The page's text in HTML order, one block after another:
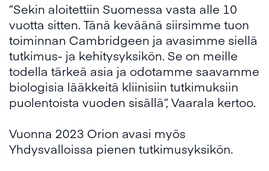
”Sekin aloitettiin Suomessa vasta alle 10
vuotta sitten. Tänä keväänä siirsimme tuon
toiminnan Cambridgeen ja avasimme siellä
tutkimus- ja kehitysyksikön. Se on meille
todella tärkeä asia ja odotamme saavamme
biologisia lääkkeitä kliinisiin tutkimuksiin
puolentoista vuoden sisällä”, Vaarala kertoo.
Vuonna 2023 Orion avasi myös
Yhdysvalloissa pienen tutkimusyksikön.